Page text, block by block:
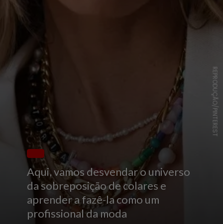
Aqui, vamos desvendar o universo
da sobreposição de colares e
aprender a fazê-la como um
profissional da moda
REPRODUÇÃO/PINTEREST